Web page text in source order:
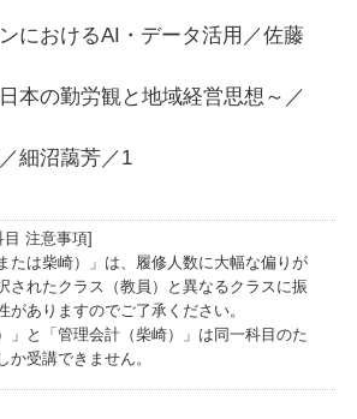
におけるAI・データ活用／佐藤
本の勤労観と地域経営思想～／
細沼藹芳／1
目 注意事項]
たは柴崎）」は、履修人数に大幅な偏りが
されたクラス（教員）と異なるクラスに振
がありますのでご了承ください。
」と「管理会計（柴崎）」は同一科目のた
か受講できません。